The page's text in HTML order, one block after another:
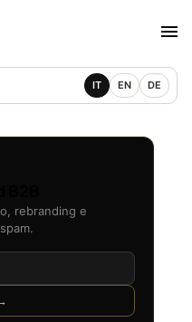
IT EN DE
rebranding e